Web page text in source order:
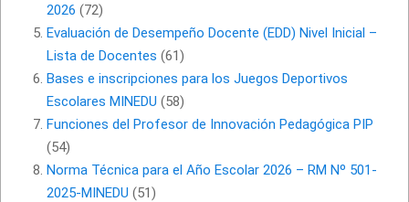
2026 (72)
Evaluación de Desempeño Docente (EDD) Nivel Inicial –
Lista de Docentes (61)
Bases e inscripciones para los Juegos Deportivos
Escolares MINEDU (58)
Funciones del Profesor de Innovación Pedagógica PIP
(54)
Norma Técnica para el Año Escolar 2026 – RM Nº 501-
2025-MINEDU (51)